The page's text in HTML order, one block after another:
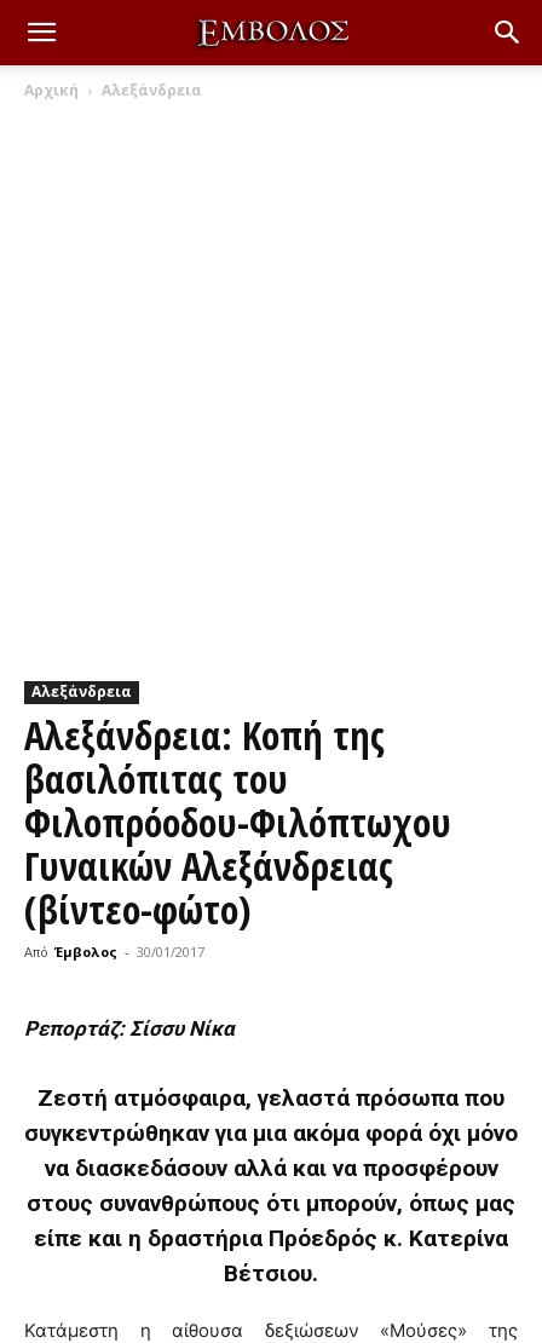
Αρχική Αλεξάνδρεια
Αλεξάνδρεια
Αλεξάνδρεια: Κοπή της
βασιλόπιτας του
Φιλοπρόοδου-Φιλόπτωχου
Γυναικών Αλεξάνδρειας
(βίντεο-φώτο)
Από Έμβολος - 30/01/2017
Ρεπορτάζ: Σίσσυ Νίκα
Ζεστή ατμόσφαιρα, γελαστά πρόσωπα που
συγκεντρώθηκαν για μια ακόμα φορά όχι μόνο
να διασκεδάσουν αλλά και να προσφέρουν
στους συνανθρώπους ότι μπορούν, όπως μας
είπε και η δραστήρια Πρόεδρός κ. Κατερίνα
Βέτσιου.
Κατάμεστη η αίθουσα δεξιώσεων «Μούσες» της